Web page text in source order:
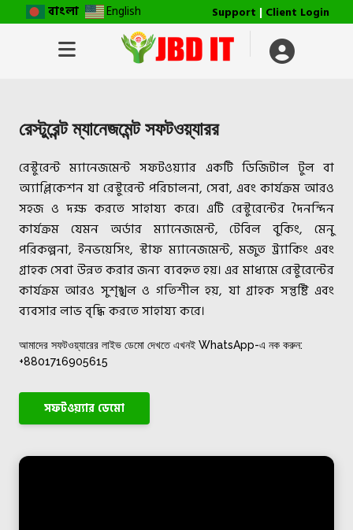
বাংলা English Support | Client Login
রেস্টুরেন্ট ম্যানেজমেন্ট সফটওয়্যারর
রেস্টুরেন্ট ম্যানেজমেন্ট সফটওয়্যার একটি ডিজিটাল টুল বা
অ্যাপ্লিকেশন যা রেস্টুরেন্ট পরিচালনা, সেবা, এবং কার্যক্রম আরও
সহজ ও দক্ষ করতে সাহায্য করে। এটি রেস্টুরেন্টের দৈনন্দিন
কার্যক্রম যেমন অর্ডার ম্যানেজমেন্ট, টেবিল বুকিং, মেনু
পরিকল্পনা, ইনভয়েসিং, স্টাফ ম্যানেজমেন্ট, মজুত ট্র্যাকিং এবং
গ্রাহক সেবা উন্নত করার জন্য ব্যবহৃত হয়। এর মাধ্যমে রেস্টুরেন্টের
কার্যক্রম আরও সুশৃঙ্খল ও গতিশীল হয়, যা গ্রাহক সন্তুষ্টি এবং
ব্যবসার লাভ বৃদ্ধি করতে সাহায্য করে।
আমাদের সফটওয়্যারের লাইভ ডেমো দেখতে এখনই WhatsApp-এ নক করুন:
+8801716905615
সফটওয়্যার ডেমো